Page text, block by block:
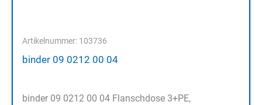
Artikelnummer: 103736
binder 09 0212 00 04
binder 09 0212 00 04 Flanschdose 3+PE,